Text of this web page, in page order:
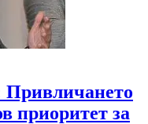
приоритет за